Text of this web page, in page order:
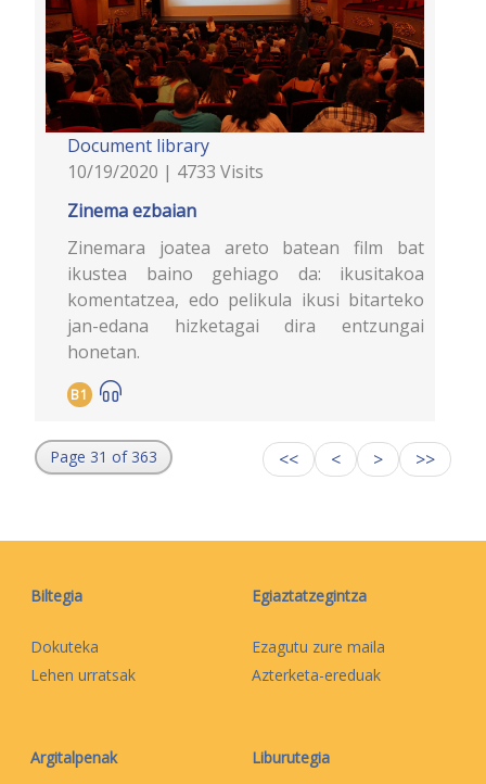
Document library
10/19/2020 | 4733 Visits
Zinema ezbaian
Zinemara joatea areto batean film bat
ikustea baino gehiago da: ikusitakoa
komentatzea, edo pelikula ikusi bitarteko
jan-edana hizketagai dira entzungai
honetan.
B1
Page 31 of 363 << < > >>
Biltegia
Dokuteka
Lehen urratsak
Egiaztatzegintza
Ezagutu zure maila
Azterketa-ereduak
Argitalpenak Liburutegia